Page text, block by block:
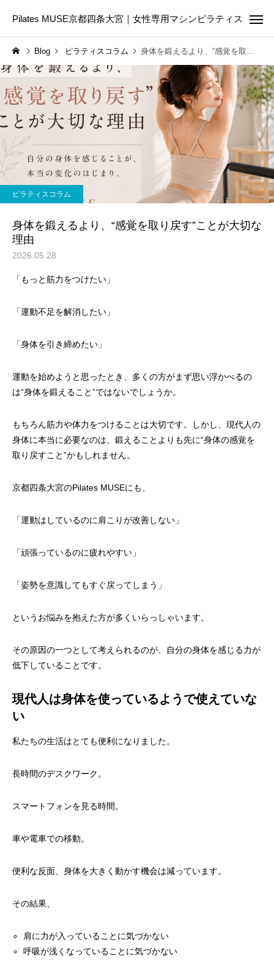
Pilates MUSE京都四条大宮｜女性専用マシンピラティス
Online Pilates First
ピラティスコラム
ピラティスは筋トレの代わ
りになる？違いや目的に合
わせた選び方を解説
ピラティスコラム
美容のために今日から
たい5つの生活習慣｜内
からきれいを育てる第
Blog ピラティスコラム 身体を鍛えるより、“感覚を取り戻す”ことが大切な理由
ピラティスコラム
身体を鍛えるより、“感覚を取り戻す”ことが大切な
理由
2026.05.28
「もっと筋力をつけたい」
「運動不足を解消したい」
「身体を引き締めたい」
運動を始めようと思ったとき、多くの方がまず思い浮かべるの
は“身体を鍛えること”ではないでしょうか。
もちろん筋力や体力をつけることは大切です。しかし、現代人の
身体に本当に必要なのは、鍛えることよりも先に“身体の感覚を
取り戻すこと”かもしれません。
京都四条大宮のPilates MUSEにも、
「運動はしているのに肩こりが改善しない」
「頑張っているのに疲れやすい」
「姿勢を意識してもすぐ戻ってしまう」
というお悩みを抱えた方が多くいらっしゃいます。
その原因の一つとして考えられるのが、自分の身体を感じる力が
低下していることです。
現代人は身体を使っているようで使えていな
い
私たちの生活はとても便利になりました。
長時間のデスクワーク。
スマートフォンを見る時間。
車や電車での移動。
便利な反面、身体を大きく動かす機会は減っています。
その結果、
肩に力が入っていることに気づかない
呼吸が浅くなっていることに気づかない